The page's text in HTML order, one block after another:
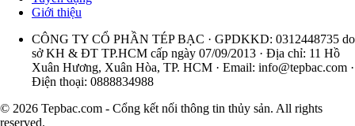
Giới thiệu
CÔNG TY CỔ PHẦN TÉP BẠC · GPDKKD: 0312448735 do
sở KH & ĐT TP.HCM cấp ngày 07/09/2013 · Địa chỉ: 11 Hồ
Xuân Hương, Xuân Hòa, TP. HCM · Email: info@tepbac.com ·
Điện thoại: 0888834988
© 2026 Tepbac.com - Cổng kết nối thông tin thủy sản. All rights
reserved.